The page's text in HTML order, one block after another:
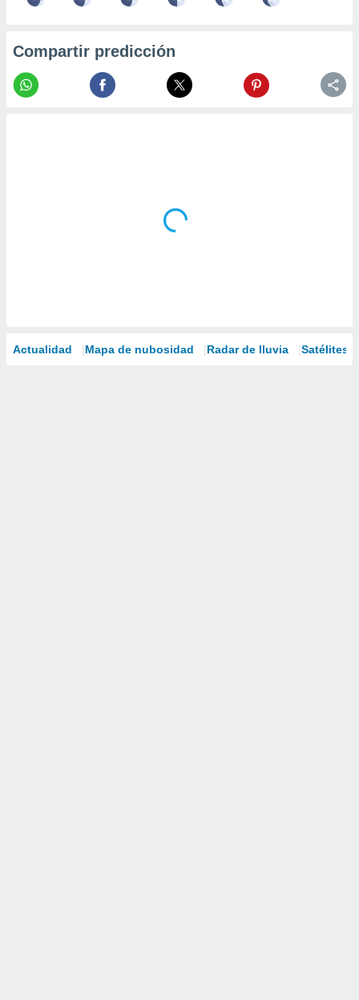
Compartir predicción
Actualidad Mapa de nubosidad Radar de lluvia Satélites